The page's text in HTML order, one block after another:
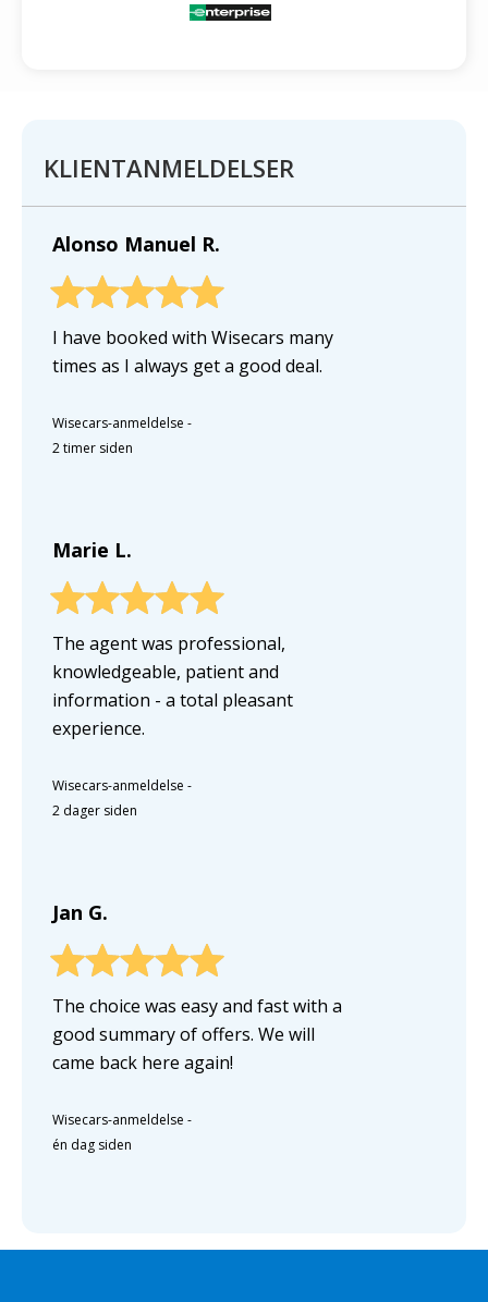
KLIENTANMELDELSER
Alonso Manuel R.
I have booked with Wisecars many
times as I always get a good deal.
Wisecars-anmeldelse -
2 timer siden
Marie L.
The agent was professional,
knowledgeable, patient and
information - a total pleasant
experience.
Wisecars-anmeldelse -
2 dager siden
Jan G.
The choice was easy and fast with a
good summary of offers. We will
came back here again!
Wisecars-anmeldelse -
én dag siden